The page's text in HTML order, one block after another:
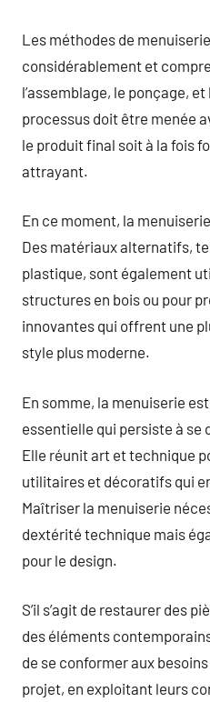
Les méthodes de
considérablement et
l’assemblage, le ponçage,
processus doit être menée
le produit final soit à la fois
attrayant.
En ce moment, la
Des matériaux alternatifs,
plastique, sont également
structures en bois ou pour
innovantes qui offrent une
style plus moderne.
En somme, la menuiserie
essentielle qui persiste à se
Elle réunit art et technique
utilitaires et décoratifs qui
Maîtriser la menuiserie
dextérité technique mais
pour le design.
S’il s’agit de restaurer des
des éléments
de se conformer aux
projet, en exploitant leurs